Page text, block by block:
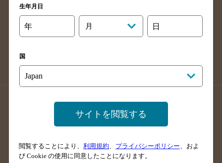
高知県のバー検索
長崎県のバー検索
佐賀県のバー検索
大分県のバー検索
熊本県のバー検索
沖縄県のバー検索
店舗登録方法のご案内
店舗情報更新方法のご案内
掲載店舗様ログイン
生年月日
年 月 日
国
サイトを閲覧する
閲覧することにより、 利用規約 プライバシーポリシー 、およ
び Cookie の使用に同意したことになります。